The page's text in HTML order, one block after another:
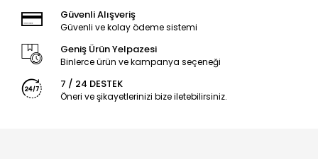
Güvenli Alışveriş
Güvenli ve kolay ödeme sistemi
Geniş Ürün Yelpazesi
Binlerce ürün ve kampanya seçeneği
7 / 24 DESTEK
Öneri ve şikayetlerinizi bize iletebilirsiniz.